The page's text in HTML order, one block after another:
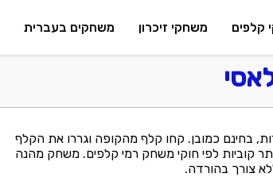
קלפים משחקי זיכרון משחקים בעברית
בחינם כמובן. קחו קלף מהקופה וגררו את הקלף
להתחיל לקובייה הריקה מימין. המטרה היא ליצור רצף של 3 או יותר קוביות לפי חוקי משחק רמי קלפים. משחק מהנה
צורך בהורדה.